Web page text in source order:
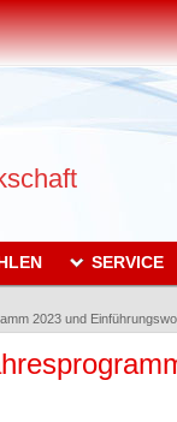
SERVICE
2023 und